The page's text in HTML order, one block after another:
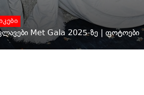
Met Gala 2025-ზე | ფოტოები